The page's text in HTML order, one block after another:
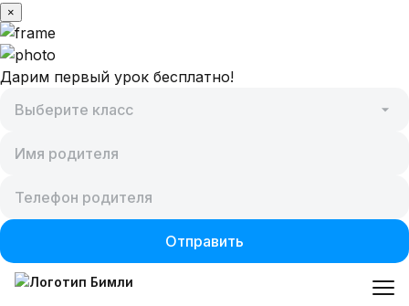
×
Дарим первый урок бесплатно!
Отправить